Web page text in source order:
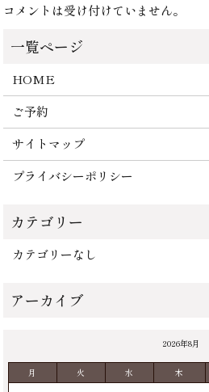
コメントは受け付けていません。
HOME
ご予約
サイトマップ
プライバシーポリシー
カテゴリーなし
2026年8月
月 火 水 木